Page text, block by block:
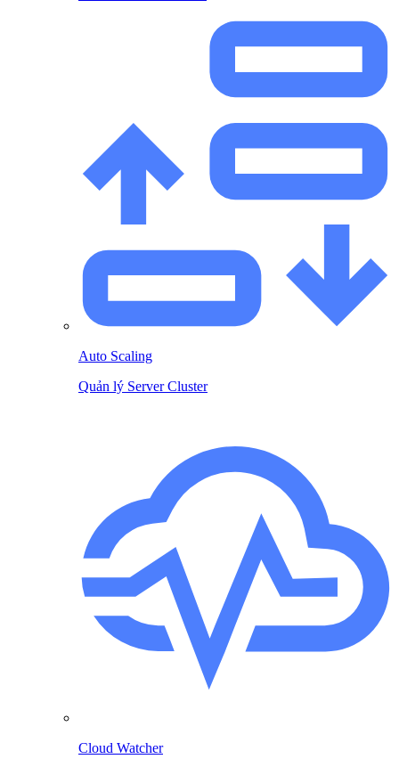
Auto Scaling
Quản lý Server Cluster
Cloud Watcher